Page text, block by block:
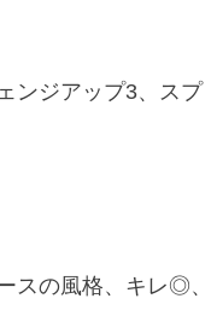
ンジアップ3、スプ
スの風格、キレ◎、